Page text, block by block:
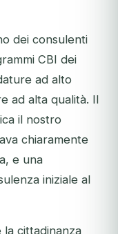
dei consulenti
CBI dei
ad alto
ad alta qualità. Il
il nostro
chiaramente
e una
iniziale al
la cittadinanza